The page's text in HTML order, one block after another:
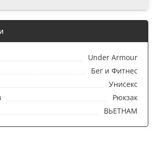
Under Armour
Бег и Фитнес
Унисекс
Рюкзак
ВЬЕТНАМ